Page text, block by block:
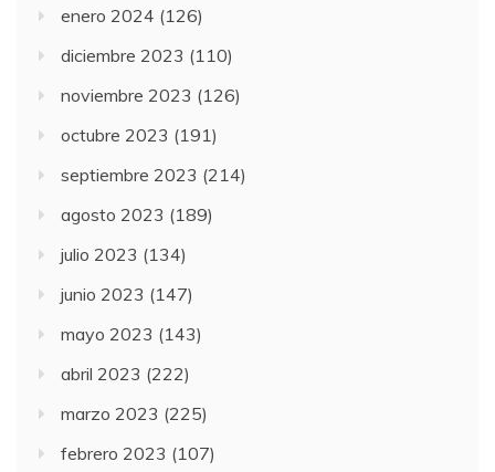
enero 2024 (126)
diciembre 2023 (110)
noviembre 2023 (126)
octubre 2023 (191)
septiembre 2023 (214)
agosto 2023 (189)
julio 2023 (134)
junio 2023 (147)
mayo 2023 (143)
abril 2023 (222)
marzo 2023 (225)
febrero 2023 (107)